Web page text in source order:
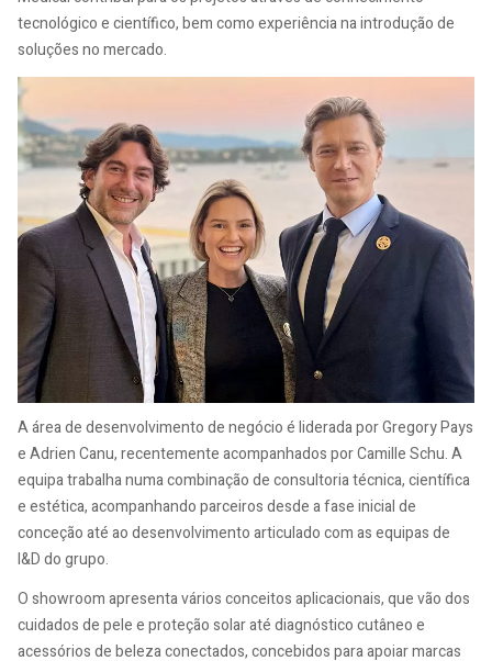
tecnológico e científico, bem como experiência na introdução de
soluções no mercado.
A área de desenvolvimento de negócio é liderada por Gregory Pays
e Adrien Canu, recentemente acompanhados por Camille Schu. A
equipa trabalha numa combinação de consultoria técnica, científica
e estética, acompanhando parceiros desde a fase inicial de
conceção até ao desenvolvimento articulado com as equipas de
I&D do grupo.
O showroom apresenta vários conceitos aplicacionais, que vão dos
cuidados de pele e proteção solar até diagnóstico cutâneo e
acessórios de beleza conectados, concebidos para apoiar marcas